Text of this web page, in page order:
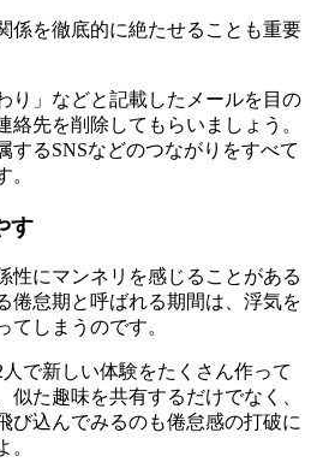
係を徹底的に絶たせることも重要
り」などと記載したメールを目の
絡先を削除してもらいましょう。
するSNSなどのつながりをすべて
。
す
性にマンネリを感じることがある
倦怠期と呼ばれる期間は、浮気を
てしまうのです。
で新しい体験をたくさん作って
似た趣味を共有するだけでなく、
び込んでみるのも倦怠感の打破に
。